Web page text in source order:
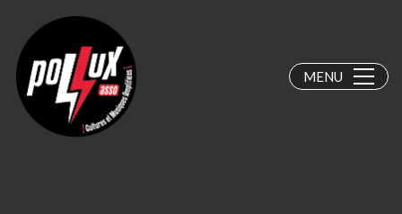
MENU